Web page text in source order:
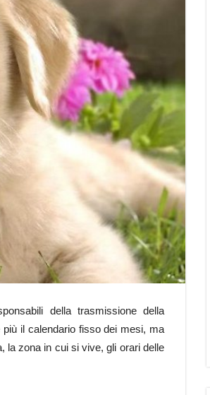
della trasmissione della
il calendario fisso dei mesi, ma
la zona in cui si vive, gli orari delle